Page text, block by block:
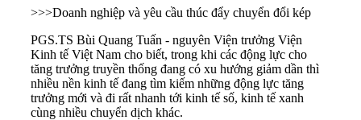
>>>Doanh nghiệp và yêu cầu thúc đẩy chuyển đổi kép
PGS.TS Bùi Quang Tuấn - nguyên Viện trưởng Viện
Kinh tế Việt Nam cho biết, trong khi các động lực cho
tăng trưởng truyền thống đang có xu hướng giảm dần thì
nhiều nền kinh tế đang tìm kiếm những động lực tăng
trưởng mới và đi rất nhanh tới kinh tế số, kinh tế xanh
cùng nhiều chuyển dịch khác.